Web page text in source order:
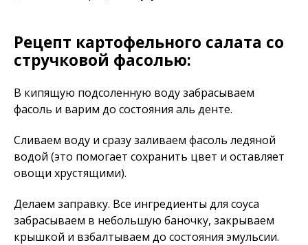
Рецепт картофельного салата со
стручковой фасолью:
В кипящую подсоленную воду забрасываем
фасоль и варим до состояния аль денте.
Сливаем воду и сразу заливаем фасоль ледяной
водой (это помогает сохранить цвет и оставляет
овощи хрустящими).
Делаем заправку. Все ингредиенты для соуса
забрасываем в небольшую баночку, закрываем
крышкой и взбалтываем до состояния эмульсии.